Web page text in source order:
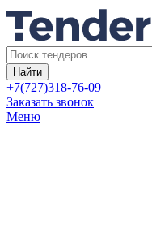
Найти
+7(727)318-76-09
Заказать звонок
Меню